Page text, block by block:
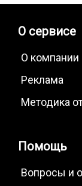
О сервисе
О компании
Реклама
Методика
Помощь
Вопросы и